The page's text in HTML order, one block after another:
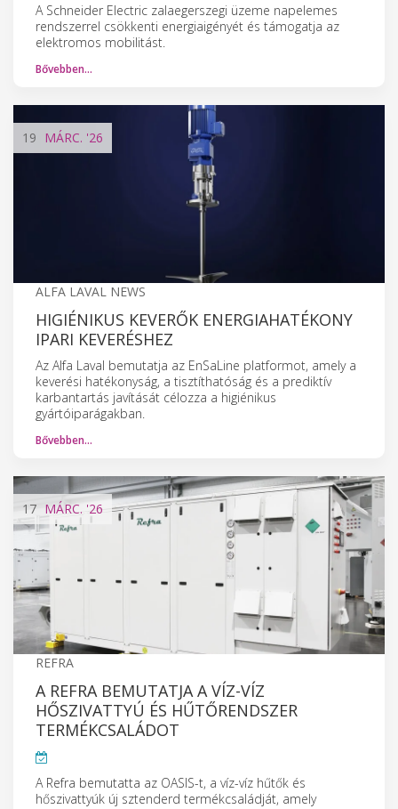
A Schneider Electric zalaegerszegi üzeme napelemes
rendszerrel csökkenti energiaigényét és támogatja az
elektromos mobilitást.
Bővebben…
19 MÁRC. '26
ALFA LAVAL NEWS
HIGIÉNIKUS KEVERŐK ENERGIAHATÉKONY
IPARI KEVERÉSHEZ
Az Alfa Laval bemutatja az EnSaLine platformot, amely a
keverési hatékonyság, a tisztíthatóság és a prediktív
karbantartás javítását célozza a higiénikus
gyártóiparágakban.
Bővebben…
17 MÁRC. '26
REFRA
A REFRA BEMUTATJA A VÍZ-VÍZ
HŐSZIVATTYÚ ÉS HŰTŐRENDSZER
TERMÉKCSALÁDOT
A Refra bemutatta az OASIS-t, a víz-víz hűtők és
hőszivattyúk új sztenderd termékcsaládját, amely